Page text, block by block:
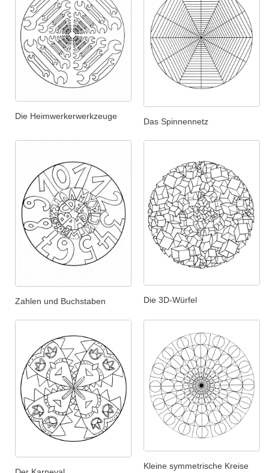
Die Heimwerkerwerkzeuge
Das Spinnennetz
Zahlen und Buchstaben Die 3D-Würfel
Kleine symmetrische Kreise